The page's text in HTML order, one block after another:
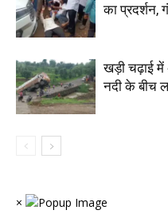
का प्रदर्शन,
खड़ी चढ़ाई
नदी के बीच
×